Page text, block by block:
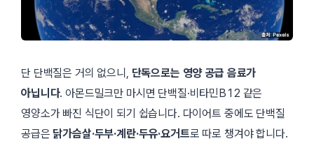
단 단백질은 거의 없으니, 단독으로는 영양 공급 음료가
아닙니다. 아몬드밀크만 마시면 단백질·비타민B12 같은
영양소가 빠진 식단이 되기 쉽습니다. 다이어트 중에도 단백질
공급은 닭가슴살·두부·계란·두유·요거트로 따로 챙겨야 합니다.